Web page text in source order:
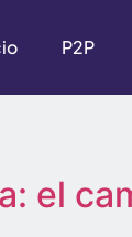
P2P
el